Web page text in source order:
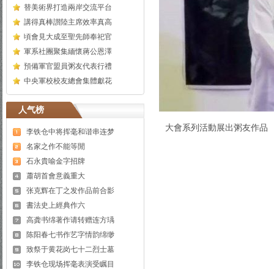
替美術界打造兩岸交流平台
講得真棒讃陸主席效率真高
頃會見大成至聖先師奉祀官
軍系社團聚集緬懷蔣公恩澤
預備軍官盟員粥友代表行禮
中央軍校校友總會集體獻花
人气榜
李铁仓中将挥毫和谐串连梦
名家之作不能等閒
石永貴喻金字招牌
蕭胡首會意義重大
张克辉在丁之发作品前合影
書法史上經典作六
高龚书绵著作请转赠连方瑀
陈阳春七书作艺字情韵绵缈
致祭于黄花岗七十二烈士墓
李铁仓现场挥毫表演受瞩目
大會系列活動展出粥友作品